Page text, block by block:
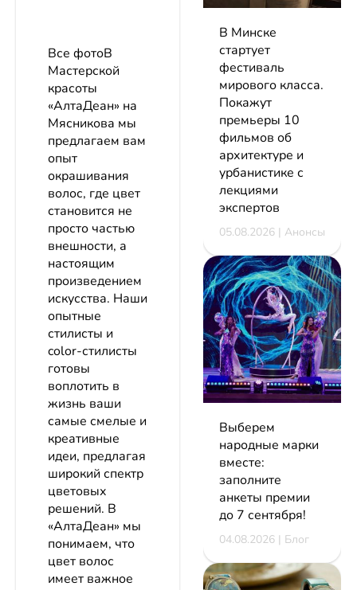
Все фотоВ
Мастерской
красоты
«АлтаДеан» на
Мясникова мы
предлагаем вам
опыт
окрашивания
волос, где цвет
становится не
просто частью
внешности, а
настоящим
произведением
искусства. Наши
опытные
стилисты и
color-стилисты
готовы
воплотить в
жизнь ваши
самые смелые и
креативные
идеи, предлагая
широкий спектр
цветовых
решений. В
«АлтаДеан» мы
понимаем, что
цвет волос
имеет важное
В Минске
стартует
фестиваль
мирового класса.
Покажут
премьеры 10
фильмов об
архитектуре и
урбанистике с
лекциями
экспертов
05.08.2026 | Анонсы
Выберем
народные марки
вместе:
заполните
анкеты премии
до 7 сентября!
04.08.2026 | Блог